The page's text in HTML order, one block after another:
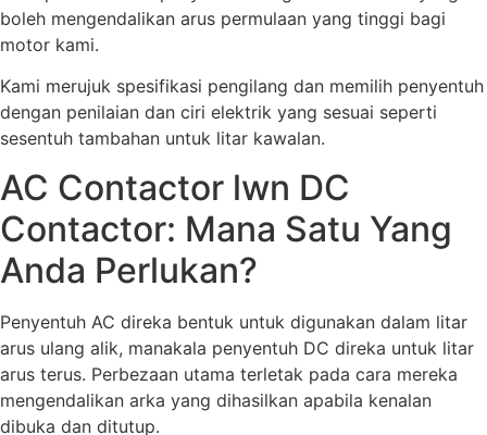
boleh mengendalikan arus permulaan yang tinggi bagi
motor kami.
Kami merujuk spesifikasi pengilang dan memilih penyentuh
dengan penilaian dan ciri elektrik yang sesuai seperti
sesentuh tambahan untuk litar kawalan.
AC Contactor lwn DC
Contactor: Mana Satu Yang
Anda Perlukan?
Penyentuh AC direka bentuk untuk digunakan dalam litar
arus ulang alik, manakala penyentuh DC direka untuk litar
arus terus. Perbezaan utama terletak pada cara mereka
mengendalikan arka yang dihasilkan apabila kenalan
dibuka dan ditutup.